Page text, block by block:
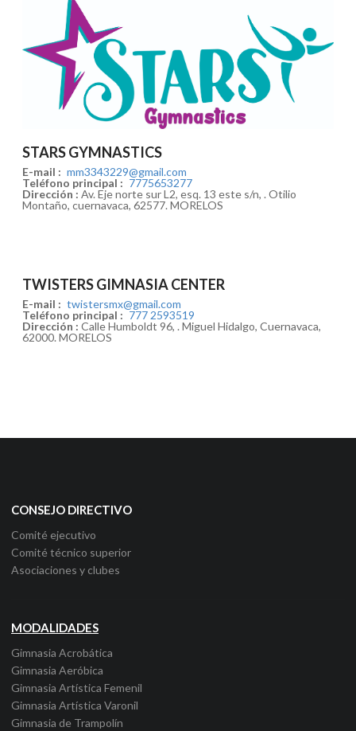
STARS GYMNASTICS
E-mail : mm3343229@gmail.com
Teléfono principal : 7775653277
Dirección : Av. Eje norte sur L2, esq. 13 este s/n, . Otilio
Montaño, cuernavaca, 62577. MORELOS
TWISTERS GIMNASIA CENTER
E-mail : twistersmx@gmail.com
Teléfono principal : 777 2593519
Dirección : Calle Humboldt 96, . Miguel Hidalgo, Cuernavaca,
62000. MORELOS
CONSEJO DIRECTIVO
Comité ejecutivo
Comité técnico superior
Asociaciones y clubes
MODALIDADES
Gimnasia Acrobática
Gimnasia Aeróbica
Gimnasia Artística Femenil
Gimnasia Artística Varonil
Gimnasia de Trampolín